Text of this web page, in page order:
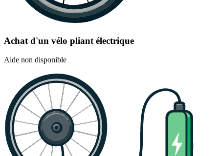
Achat d'un vélo pliant électrique
Aide non disponible